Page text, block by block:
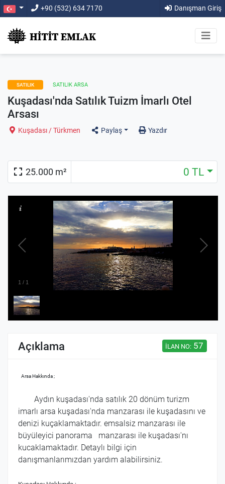
+90 (532) 634 7170 Danışman Giriş
SATILIK SATILIK ARSA
Kuşadası'nda Satılık Tuizm İmarlı Otel
Arsası
Kuşadası / Türkmen Paylaş Yazdır
25.000 m² 0 TL
1 / 1
Açıklama İLAN NO: 57
Arsa Hakkında ;
Aydın kuşadası'nda satılık 20 dönüm turizm
imarlı arsa kuşadası'nda manzarası ile kuşadasını ve
denizi kuçaklamaktadır. emsalsiz manzarası ile
büyüleyici panorama manzarası ile kuşadası'nı
kucaklamaktadır. Detaylı bilgi için
danışmanlarımızdan yardım alabilirsiniz.